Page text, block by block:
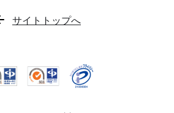
サイトトップへ